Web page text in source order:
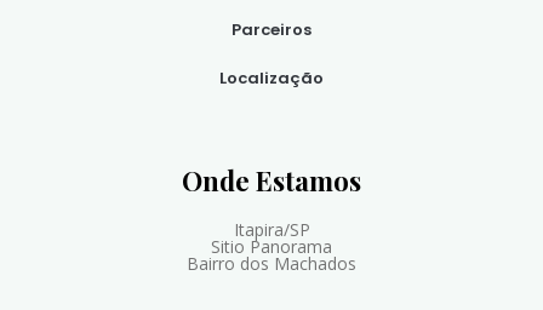
Parceiros
Localização
Onde Estamos
Itapira/SP
Sitio Panorama
Bairro dos Machados